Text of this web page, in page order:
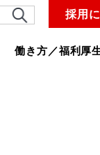
採用
働き方／福利厚